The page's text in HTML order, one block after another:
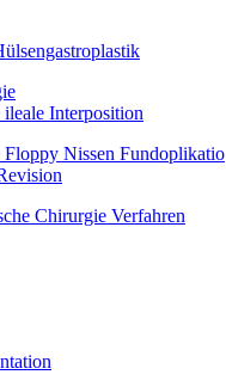
Interposition
Floppy Nissen Fundoplikatio
Chirurgie Verfahren